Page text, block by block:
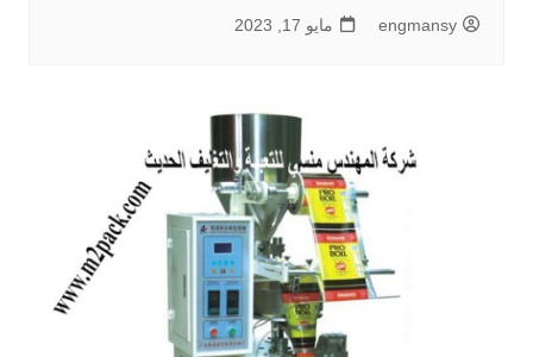
engmansy مايو 17, 2023